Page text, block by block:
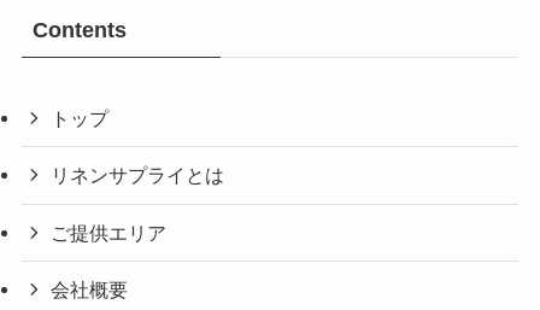
Contents
トップ
リネンサプライとは
ご提供エリア
会社概要